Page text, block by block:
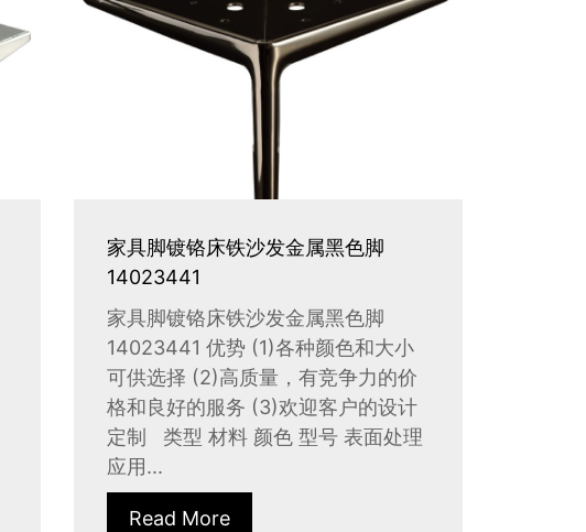
家具脚镀铬床铁沙发金属黑色脚
14023441
家具脚镀铬床铁沙发金属黑色脚
14023441 优势 (1)各种颜色和大小
可供选择 (2)高质量，有竞争力的价
格和良好的服务 (3)欢迎客户的设计
定制 类型 材料 颜色 型号 表面处理
应用...
Read More